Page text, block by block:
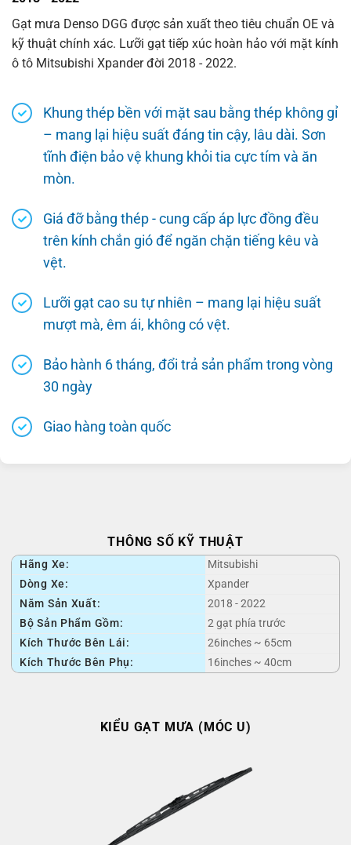
Gạt mưa Denso DGG được sản xuất theo tiêu chuẩn OE và
kỹ thuật chính xác. Lưỡi gạt tiếp xúc hoàn hảo với mặt kính
ô tô Mitsubishi Xpander đời 2018 - 2022.
Khung thép bền với mặt sau bằng thép không gỉ
– mang lại hiệu suất đáng tin cậy, lâu dài. Sơn
tĩnh điện bảo vệ khung khỏi tia cực tím và ăn
mòn.
Giá đỡ bằng thép - cung cấp áp lực đồng đều
trên kính chắn gió để ngăn chặn tiếng kêu và
vệt.
Lưỡi gạt cao su tự nhiên – mang lại hiệu suất
mượt mà, êm ái, không có vệt.
Bảo hành 6 tháng, đổi trả sản phẩm trong vòng
30 ngày
Giao hàng toàn quốc
THÔNG SỐ KỸ THUẬT
Hãng Xe:
Mitsubishi
Dòng Xe:
Xpander
Năm Sản Xuất:
2018 - 2022
Bộ Sản Phẩm Gồm:
2 gạt phía trước
Kích Thước Bên Lái:
26inches ~ 65cm
Kích Thước Bên Phụ:
16inches ~ 40cm
KIỂU GẠT MƯA (MÓC U)